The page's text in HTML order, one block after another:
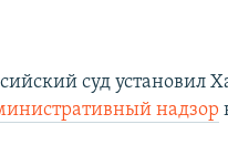
суд установил
надзор